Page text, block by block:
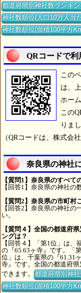
都道府県別神社数ランキ
神社数順位(人口10万人当
神社数順位(面積100平方
QRコードで利
この
は、
ホー
この
りま
（QRコードは、株式会
奈良県の神社
【質問1】奈良県のすべて
【回答1】奈良県の神社の
【質問2】奈良県の市町
【回答2】奈良県の神社の
い。
【質問４】全国の都道府
ングは？
【回答４】「第1位」は
の『65.63ヶ寺』です。「
位」は、千葉県の『61.31
寺』です。全国の都道府
できます。都道府県別神
神社数順位(面積100平方